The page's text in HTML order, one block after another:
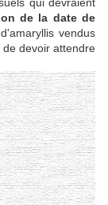
de la date de
vendus
devoir attendre